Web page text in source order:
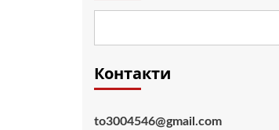
Контакти
to3004546@gmail.com